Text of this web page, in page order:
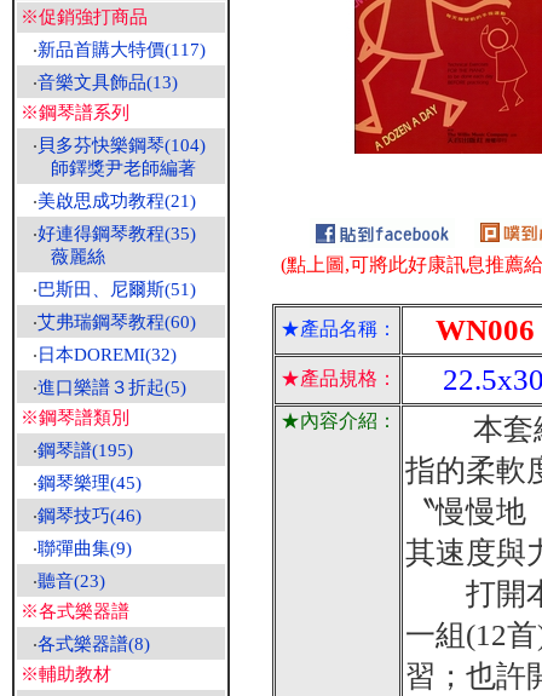
※促銷強打商品
‧新品首購大特價(117)
‧音樂文具飾品(13)
※鋼琴譜系列
‧ 貝多芬快樂鋼琴(104)
師鐸獎尹老師編著
‧美啟思成功教程(21)
‧好連得鋼琴教程(35)
薇麗絲
‧巴斯田、尼爾斯(51)
‧艾弗瑞鋼琴教程(60)
‧ 日本DOREMI(32)
‧進口樂譜３折起(5)
※鋼琴譜類別
‧鋼琴譜(195)
‧鋼琴樂理(45)
‧鋼琴技巧(46)
‧聯彈曲集(9)
‧聽音(23)
※各式樂器譜
‧各式樂器譜(8)
※輔助教材
(點上圖,可將此好康訊息推薦
★產品名稱： WN006
★產品規格：
★內容介紹：
本套練
指的柔軟
〝慢慢
其速度與
打開本
一組(12
習；也許